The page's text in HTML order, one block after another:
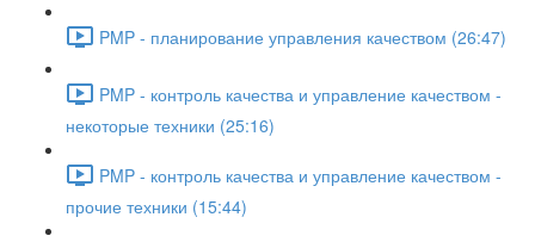
PMP - планирование управления качеством (26:47)
PMP - контроль качества и управление качеством -
некоторые техники (25:16)
PMP - контроль качества и управление качеством -
прочие техники (15:44)